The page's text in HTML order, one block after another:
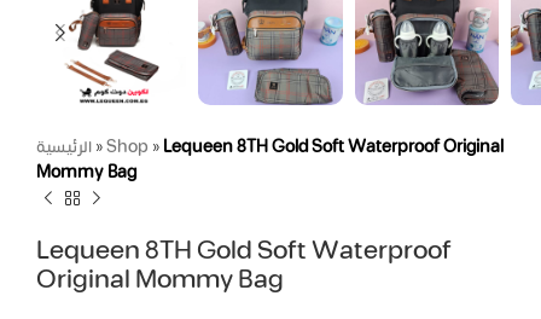
الرئيسية»Shop »Lequeen 8TH Gold Soft Waterproof Original
Mommy Bag
Lequeen 8TH Gold Soft Waterproof
Original Mommy Bag